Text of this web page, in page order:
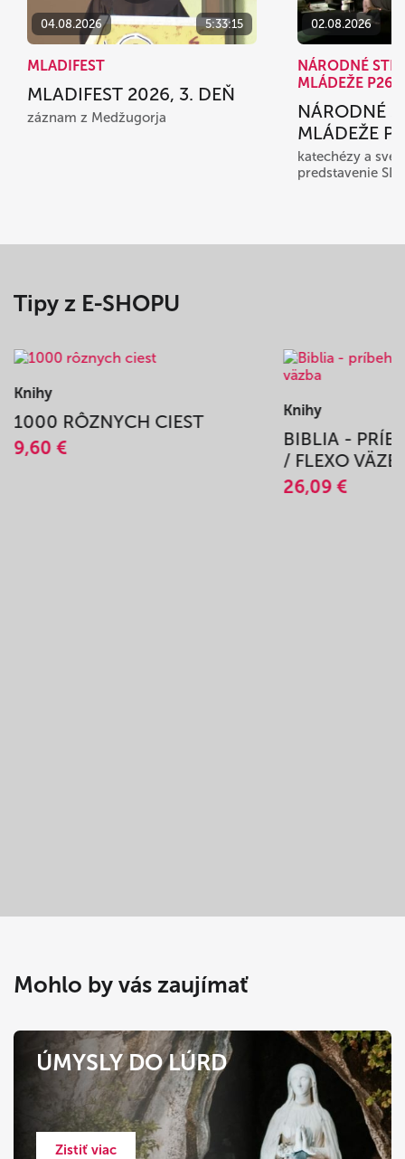
04.08.2026 5:33:15
MLADIFEST
MLADIFEST 2026, 3. DEŇ
záznam z Medžugorja
02.08.2026
NÁRODNÉ
MLÁDEŽE P26
NÁRODNÉ
MLÁDEŽE
katechézy a
predstavenie
Tipy z E-SHOPU
Knihy
1000 RÔZNYCH CIEST
9,60 €
Knihy
BIBLIA -
/ FLEXO
26,09 €
Mohlo by vás zaujímať
ÚMYSLY DO LÚRD
Zistiť viac